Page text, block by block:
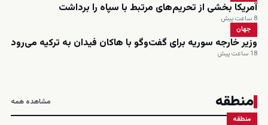
آمریکا بخشی از تحریم‌های مرتبط با سپاه را برداشت
8 ساعت پیش
جهان
وزیر خارجه سوریه برای گفت‌وگو با هاکان فیدان به ترکیه می‌رود
18 ساعت پیش
منطقه مشاهده همه
منطقه